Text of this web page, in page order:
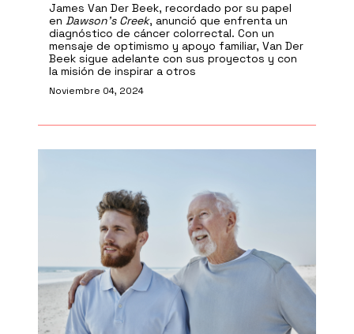
James Van Der Beek, recordado por su papel
en Dawson’s Creek, anunció que enfrenta un
diagnóstico de cáncer colorrectal. Con un
mensaje de optimismo y apoyo familiar, Van Der
Beek sigue adelante con sus proyectos y con
la misión de inspirar a otros
Noviembre 04, 2024